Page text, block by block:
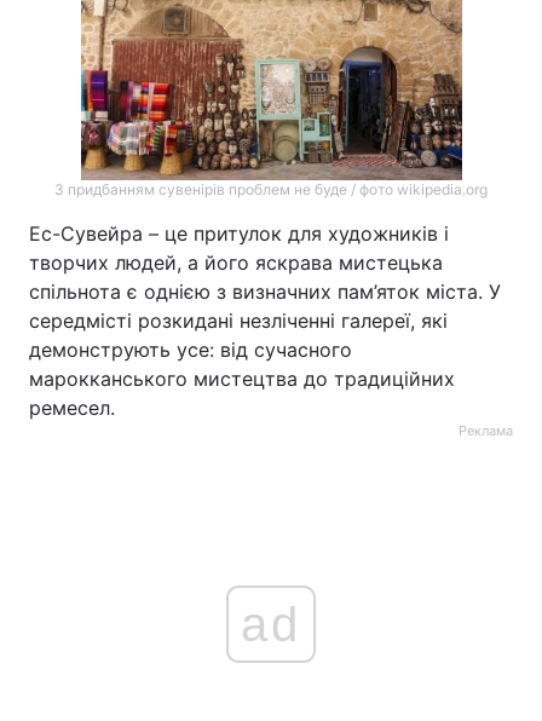
З придбанням сувенірів проблем не буде / фото wikipedia.org
Ес-Сувейра – це притулок для художників і
творчих людей, а його яскрава мистецька
спільнота є однією з визначних пам’яток міста. У
середмісті розкидані незліченні галереї, які
демонструють усе: від сучасного
марокканського мистецтва до традиційних
ремесел.
Реклама
ad